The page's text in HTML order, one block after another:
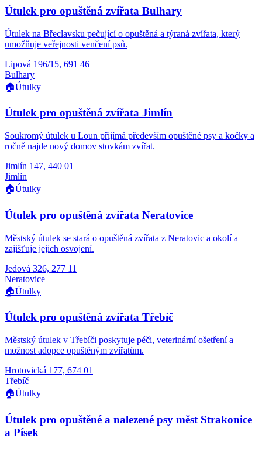
Útulek pro opuštěná zvířata Bulhary
Útulek na Břeclavsku pečující o opuštěná a týraná zvířata, který
umožňuje veřejnosti venčení psů.
Lipová 196/15, 691 46
Bulhary
🏠Útulky
Útulek pro opuštěná zvířata Jimlín
Soukromý útulek u Loun přijímá především opuštěné psy a kočky a
ročně najde nový domov stovkám zvířat.
Jimlín 147, 440 01
Jimlín
🏠Útulky
Útulek pro opuštěná zvířata Neratovice
Městský útulek se stará o opuštěná zvířata z Neratovic a okolí a
zajišťuje jejich osvojení.
Jedová 326, 277 11
Neratovice
🏠Útulky
Útulek pro opuštěná zvířata Třebíč
Městský útulek v Třebíči poskytuje péči, veterinární ošetření a
možnost adopce opuštěným zvířatům.
Hrotovická 177, 674 01
Třebíč
🏠Útulky
Útulek pro opuštěné a nalezené psy měst Strakonice
a Písek